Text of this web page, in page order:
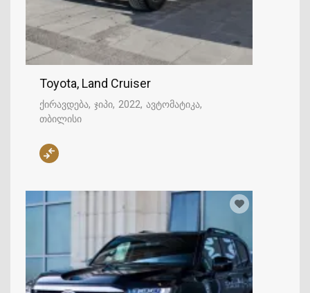
Toyota, Land Cruiser
ქირავდება ჯიპი 2022 ავტომატიკა
თბილისი